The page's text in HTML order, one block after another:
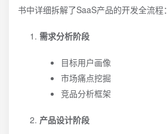
书中详细拆解了SaaS产品的开发全流程：
需求分析阶段
目标用户画像
市场痛点挖掘
竞品分析框架
产品设计阶段